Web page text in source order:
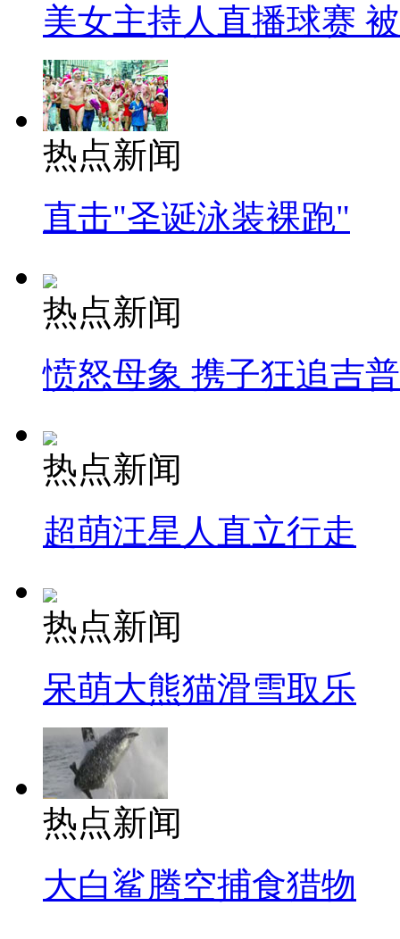
美女主持人直播球赛
热点新闻
直击"圣诞泳装裸跑"
热点新闻
愤怒母象 携子狂追吉
热点新闻
超萌汪星人直立行走
热点新闻
呆萌大熊猫滑雪取乐
热点新闻
大白鲨腾空捕食猎物